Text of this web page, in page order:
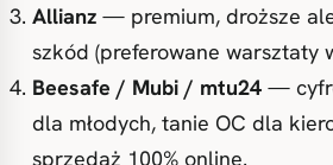
Allianz — premium, droższe
szkód (preferowane warsztaty
Beesafe / Mubi / mtu24 —
dla młodych, tanie OC dla
sprzedaż 100% online.